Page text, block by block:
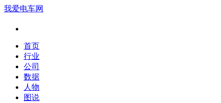
我爱电车网
首页
行业
公司
数据
人物
图说